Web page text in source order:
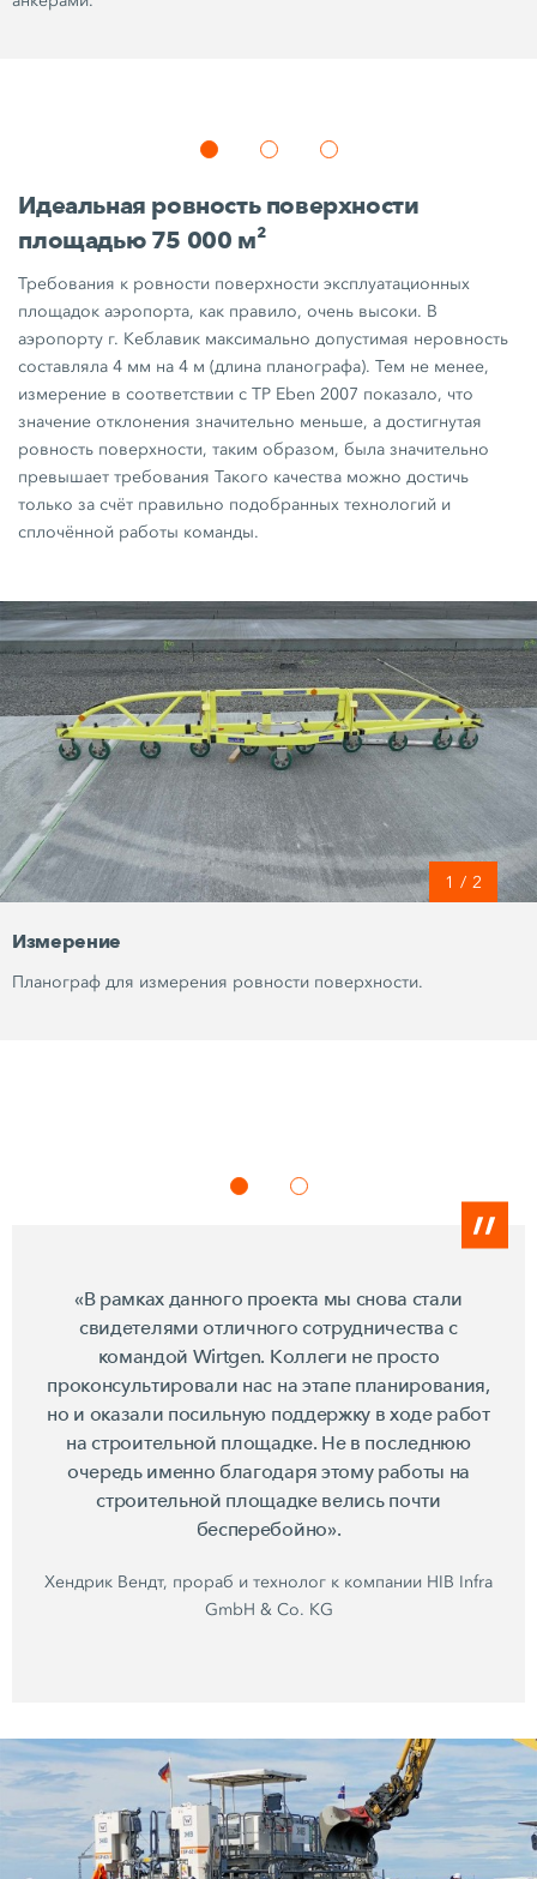
Идеальная ровность поверхности
площадью 75 000 м²
Требования к ровности поверхности эксплуатационных
площадок аэропорта, как правило, очень высоки. В
аэропорту г. Кеблавик максимально допустимая неровность
составляла4 мм на4 м (длина планографа). Тем не менее,
измерение в соответствии сTP Eben 2007 показало, что
значение отклонения значительно меньше, а достигнутая
ровность поверхности, таким образом, была значительно
превышает требования Такого качества можно достичь
только за счёт правильно подобранных технологий и
сплочённой работы команды.
1 / 2
Измерение
Планограф для измерения ровности поверхности.
«В рамках данного проекта мы снова стали
свидетелями отличного сотрудничества с
командой Wirtgen. Коллеги не просто
проконсультировали нас на этапе планирования,
но и оказали посильную поддержку в ходе работ
на строительной площадке. Не в последнюю
очередь именно благодаря этому работы на
строительной площадке велись почти
бесперебойно».
Хендрик Вендт, прораб и технолог к компании HIB Infra
GmbH & Co. KG